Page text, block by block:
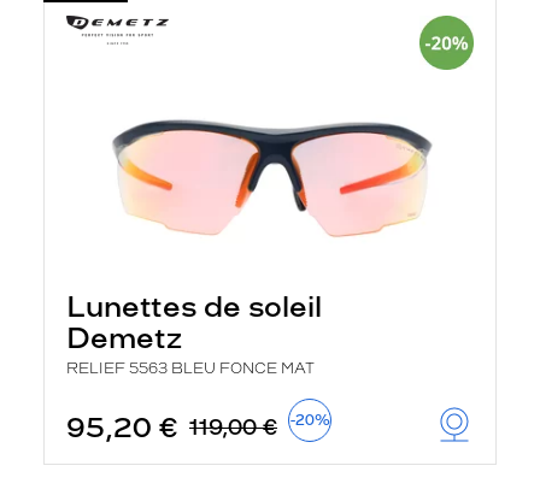
Lunettes de soleil
Demetz
RELIEF 5563 BLEU FONCE MAT
95,20 € 119,00 € -20%